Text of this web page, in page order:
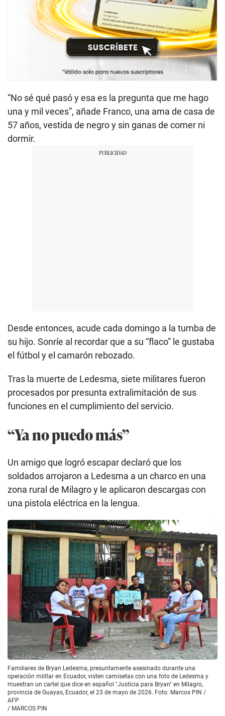
“No sé qué pasó y esa es la pregunta que me hago
una y mil veces”, añade Franco, una ama de casa de
57 años, vestida de negro y sin ganas de comer ni
dormir.
Desde entonces, acude cada domingo a la tumba de
su hijo. Sonríe al recordar que a su “flaco” le gustaba
el fútbol y el camarón rebozado.
Tras la muerte de Ledesma, siete militares fueron
procesados por presunta extralimitación de sus
funciones en el cumplimiento del servicio.
“Ya no puedo más”
Un amigo que logró escapar declaró que los
soldados arrojaron a Ledesma a un charco en una
zona rural de Milagro y le aplicaron descargas con
una pistola eléctrica en la lengua.
Familiares de Bryan Ledesma, presuntamente asesinado durante una
operación militar en Ecuador, visten camisetas con una foto de Ledesma y
muestran un cartel que dice en español "Justicia para Bryan" en Milagro,
provincia de Guayas, Ecuador, el 23 de mayo de 2026. Foto: Marcos PIN /
AFP
/ MARCOS PIN